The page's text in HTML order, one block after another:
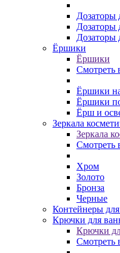
Дозаторы
Дозаторы
Дозаторы
Ёршики
Ёршики
Смотреть
Ёршики
Ёршики
Ёрш и
Зеркала
Зеркала
Смотреть
Хром
Золото
Бронза
Черные
Контейнеры
Крючки для
Крючки
Смотреть